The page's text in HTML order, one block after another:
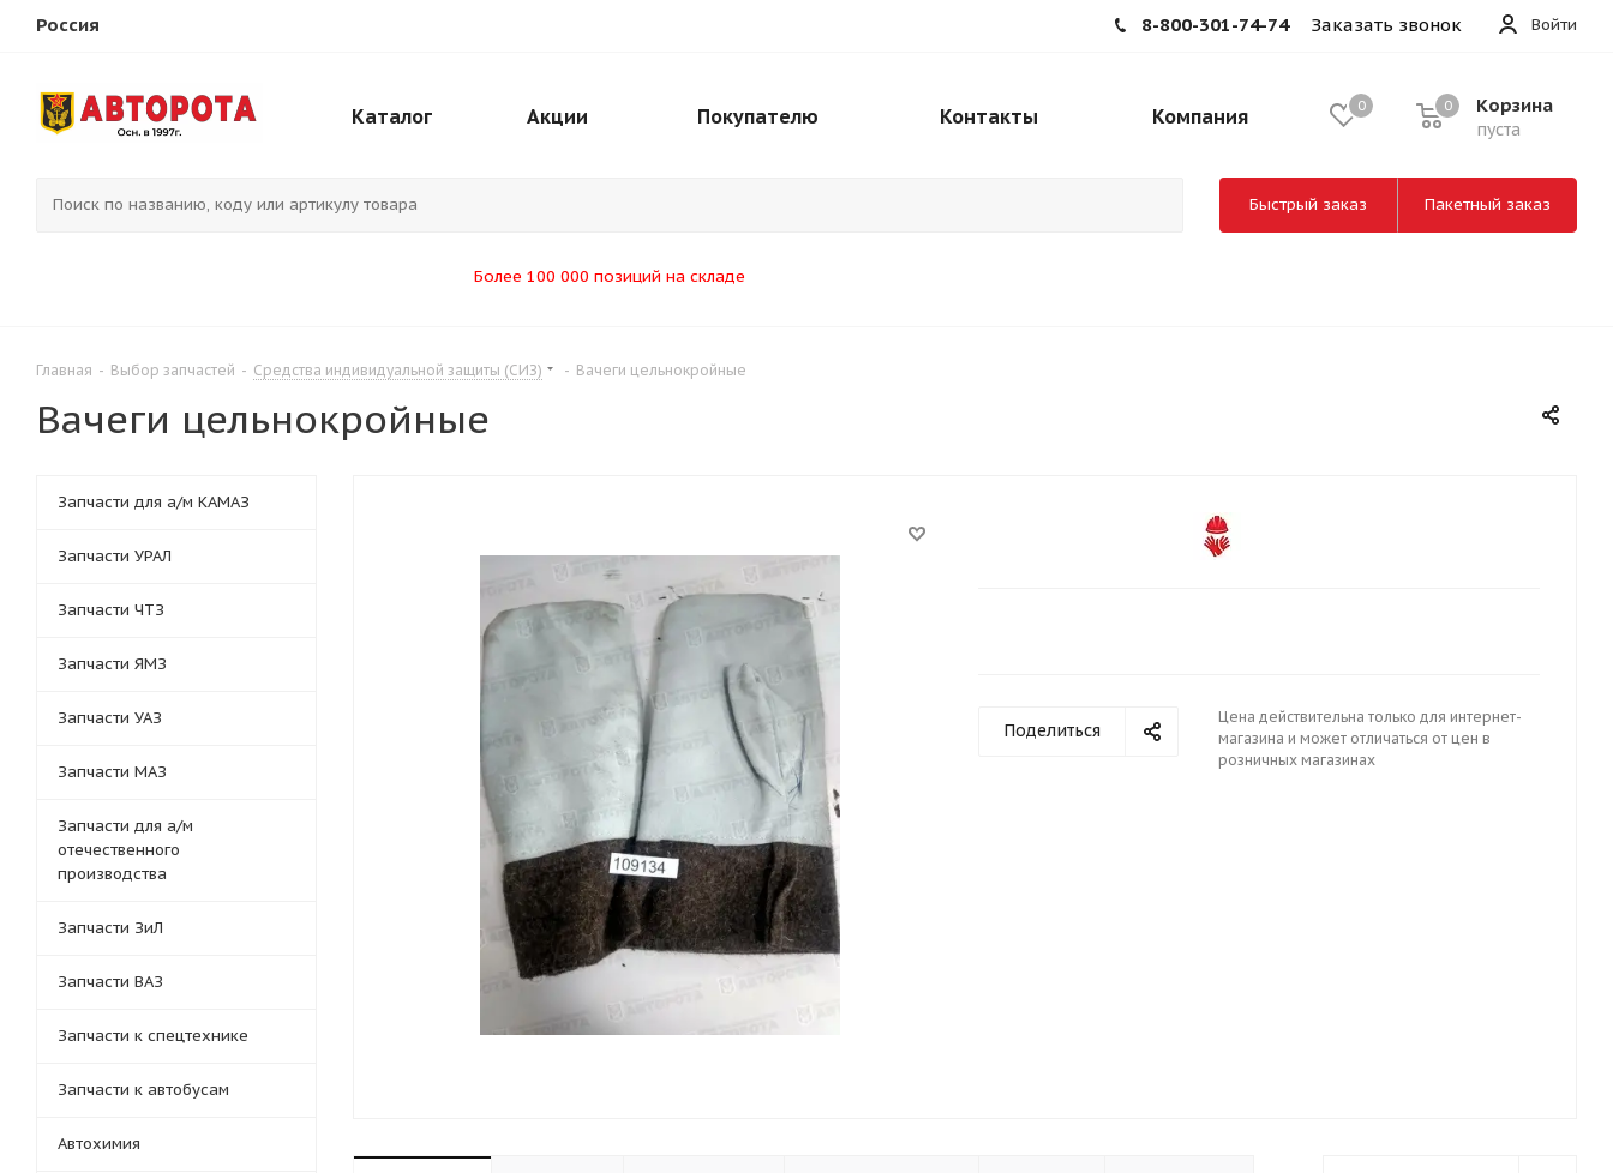
Россия Войти
8-800-301-74-74 Заказать звонок
0 Корзина
пуста
0
Каталог Акции Покупателю Контакты Компания
Более 100 000 позиций на складе
Быстрый заказ Пакетный заказ
Главная - Выбор запчастей - Средства индивидуальной защиты (СИЗ) - Вачеги цельнокройные
Вачеги цельнокройные
Поделиться
Цена действительна только для интернет-
магазина и может отличаться от цен в
розничных магазинах
Запчасти для а/м КАМАЗ
Запчасти УРАЛ
Запчасти ЧТЗ
Запчасти ЯМЗ
Запчасти УАЗ
Запчасти МАЗ
Запчасти для а/м
отечественного
производства
Запчасти ЗиЛ
Запчасти ВАЗ
Запчасти к спецтехнике
Запчасти к автобусам
Автохимия